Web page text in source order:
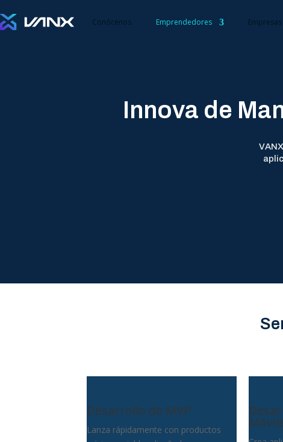
Conócenos Emprendedores Empresas
Innova de
Desarrollo de MVP
Lanza rápidamente con productos